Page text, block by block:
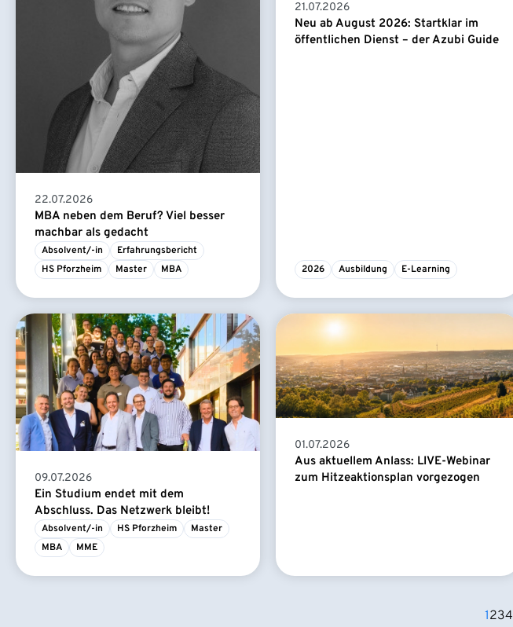
22.07.2026
MBA neben dem Beruf? Viel besser
machbar als gedacht
Absolvent/-in
Erfahrungsbericht
HS Pforzheim
Master MBA
21.07.2026
Neu ab August 2026: Startklar im
öffentlichen Dienst – der Azubi Guide
2026 Ausbildung E-Learning
09.07.2026
Ein Studium endet mit dem
Abschluss. Das Netzwerk bleibt!
Absolvent/-in HS Pforzheim
Master
MBA
MME
01.07.2026
Aus aktuellem Anlass: LIVE-Webinar
zum Hitzeaktionsplan vorgezogen
1234